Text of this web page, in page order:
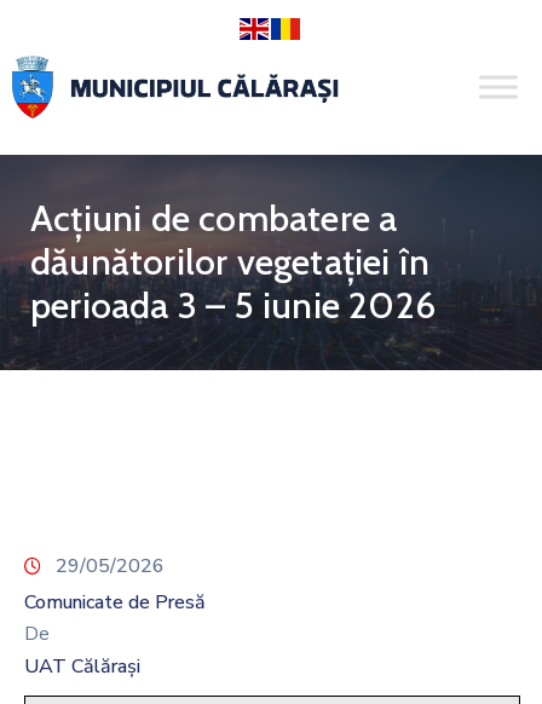
Acțiuni de combatere a
dăunătorilor vegetației în
perioada 3 – 5 iunie 2026
29/05/2026
Comunicate de Presă
De
UAT Călărași